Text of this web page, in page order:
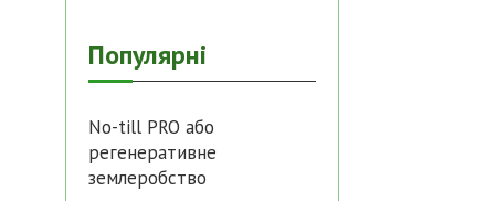
Популярні
No-till PRO або
регенеративне
землеробство